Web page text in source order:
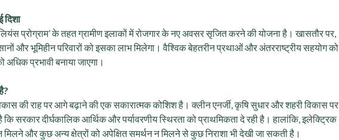
दिशा
प्रोग्राम’ के तहत ग्रामीण इलाकों में रोजगार के नए अवसर सृजित करने की योजना है। खासतौर पर,
और भूमिहीन परिवारों को इसका लाभ मिलेगा। वैश्विक बेहतरीन प्रथाओं और अंतरराष्ट्रीय सहयोग को
प्रभावी बनाया जाएगा।
की राह पर आगे बढ़ाने की एक सकारात्मक कोशिश है। क्लीन एनर्जी, कृषि सुधार और शहरी विकास पर
कि सरकार दीर्घकालिक आर्थिक और पर्यावरणीय स्थिरता को प्राथमिकता दे रही है। हालांकि, इलेक्ट्रिक
मिलने और कुछ अन्य क्षेत्रों को अपेक्षित समर्थन न मिलने से कुछ निराशा भी देखी जा सकती है।